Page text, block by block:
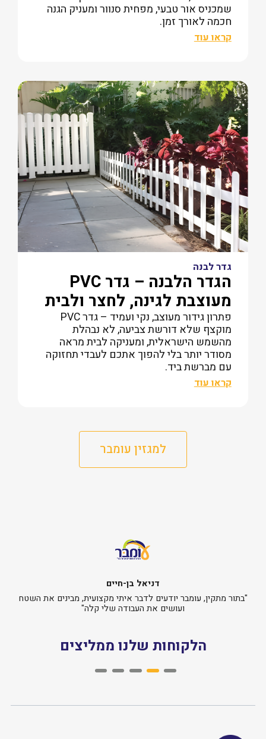
שמכניס אור טבעי, מפחית סנוור ומעניק הגנה
חכמה לאורך זמן.
קראו עוד
גדר לבנה
הגדר הלבנה – גדר PVC
מעוצבת לגינה, לחצר ולבית
פתרון גידור מעוצב, נקי ועמיד – גדר PVC
מוקצף שלא דורשת צביעה, לא נבהלת
מהשמש הישראלית, ומעניקה לבית מראה
מסודר יותר בלי להפוך אתכם לעבדי תחזוקה
עם מברשת ביד.
קראו עוד
למגזין עומבר
לדבר איתי מקצועית, מבינים את השטח
שלנו ממליצים
"כשצריך קירוי או לוחות,